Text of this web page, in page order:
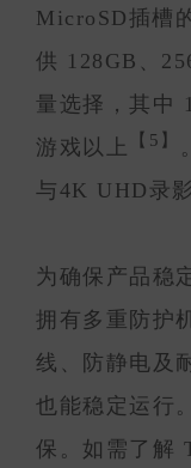
MicroSD插槽
供 128GB、
量选择，其中
游戏以上
【5】
与4K UHD录
为确保产品稳
拥有多重防护
线、防静电及
也能稳定运行
保。如需了解